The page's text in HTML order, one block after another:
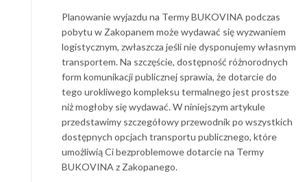
Planowanie wyjazdu na Termy BUKOVINA podczas
pobytu w Zakopanem może wydawać się wyzwaniem
logistycznym, zwłaszcza jeśli nie dysponujemy własnym
transportem. Na szczęście, dostępność różnorodnych
form komunikacji publicznej sprawia, że dotarcie do
tego urokliwego kompleksu termalnego jest prostsze
niż mogłoby się wydawać. W niniejszym artykule
przedstawimy szczegółowy przewodnik po wszystkich
dostępnych opcjach transportu publicznego, które
umożliwią Ci bezproblemowe dotarcie na Termy
BUKOVINA z Zakopanego.